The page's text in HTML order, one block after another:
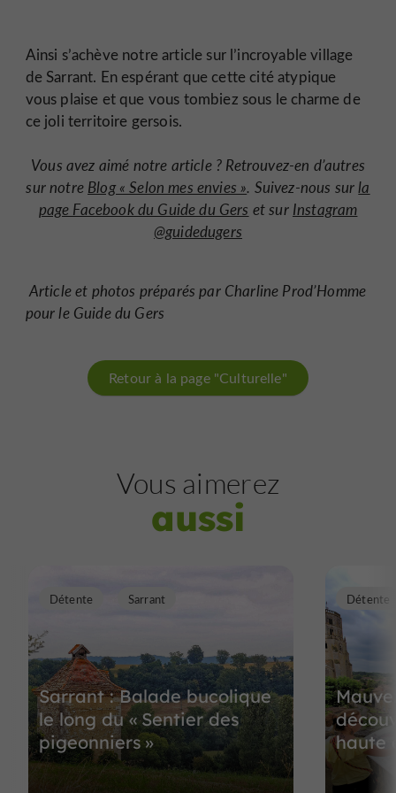
Ainsi s’achève notre article sur l’incroyable village
de Sarrant. En espérant que cette cité atypique
vous plaise et que vous tombiez sous le charme de
ce joli territoire gersois.
Vous avez aimé notre article ? Retrouvez-en d’autres
sur notre Blog « Selon mes envies ». Suivez-nous surla
page Facebook du Guide du Gers et sur Instagram
@guidedugers
Article et photos préparés par Charline Prod’Homme
pour le Guide du Gers
Retour à la page "Culturelle"
Vous aimerez
aussi
Sarrant : Balade bucolique
le long du « Sentier des
pigeonniers »
Détente Sarrant
haute
Détente